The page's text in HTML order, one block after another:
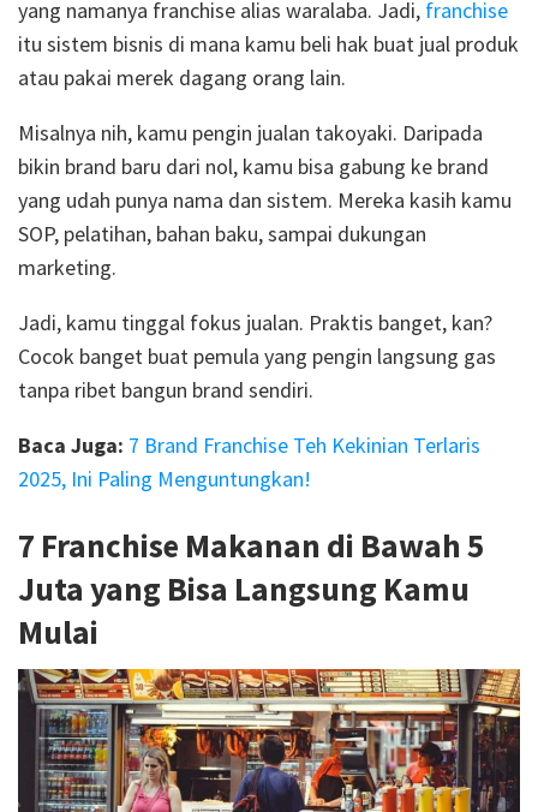
yang namanya franchise alias waralaba. Jadi, franchise
itu sistem bisnis di mana kamu beli hak buat jual produk
atau pakai merek dagang orang lain.
Misalnya nih, kamu pengin jualan takoyaki. Daripada
bikin brand baru dari nol, kamu bisa gabung ke brand
yang udah punya nama dan sistem. Mereka kasih kamu
SOP, pelatihan, bahan baku, sampai dukungan
marketing.
Jadi, kamu tinggal fokus jualan. Praktis banget, kan?
Cocok banget buat pemula yang pengin langsung gas
tanpa ribet bangun brand sendiri.
Baca Juga: 7 Brand Franchise Teh Kekinian Terlaris
2025, Ini Paling Menguntungkan!
7 Franchise Makanan di Bawah 5
Juta yang Bisa Langsung Kamu
Mulai